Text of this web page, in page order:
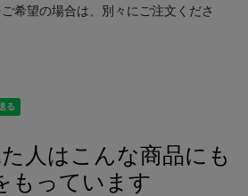
希望の場合は、別々にご注文くださ
人はこんな商品にも
もっています